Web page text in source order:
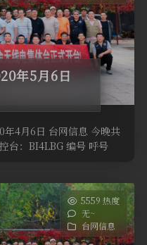
年5月6日
年4月6日 台网信息 今晚共
台：BI4LBG 编号 呼号
5559 热度
无~
台网信息